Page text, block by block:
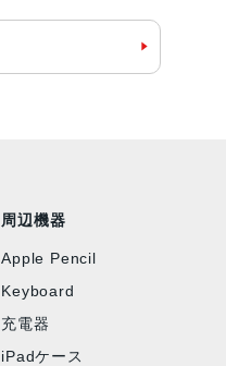
周辺機器
Apple Pencil
Keyboard
充電器
iPadケース